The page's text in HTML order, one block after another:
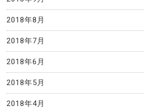
2018年8月
2018年7月
2018年6月
2018年5月
2018年4月